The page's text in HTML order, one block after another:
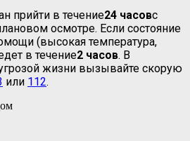
прийти в течение24 часовс
осмотре. Если состояние
(высокая температура,
в течение2 часов. В
жизни вызывайте скорую
или 112.